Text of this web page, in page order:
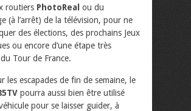
routiers PhotoReal ou du
(à l’arrêt) de la télévision, pour ne
des élections, des prochains Jeux
ou encore d’une étape très
Tour de France.
les escapades de fin de semaine, le
pourra aussi bien être utilisé
pour se laisser guider, à